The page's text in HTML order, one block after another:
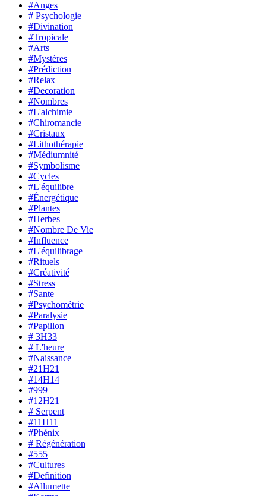
#Anges
# Psychologie
#Divination
#Tropicale
#Arts
#Mystères
#Prédiction
#Relax
#Decoration
#Nombres
#L'alchimie
#Chiromancie
#Cristaux
#Lithothérapie
#Médiumnité
#Symbolisme
#Cycles
#L'équilibre
#Énergétique
#Plantes
#Herbes
#Nombre De Vie
#Influence
#L'équilibrage
#Rituels
#Créativité
#Stress
#Sante
#Psychométrie
#Paralysie
#Papillon
# 3H33
# L'heure
#Naissance
#21H21
#14H14
#999
#12H21
# Serpent
#11H11
#Phénix
# Régénération
#555
#Cultures
#Definition
#Allumette